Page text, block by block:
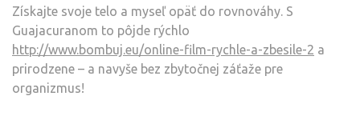
Získajte svoje telo a myseľ opäť do rovnováhy. S
Guajacuranom to pôjde rýchlo
http://www.bombuj.eu/online-film-rychle-a-zbesile-2 a
prirodzene – a navyše bez zbytočnej záťaže pre
organizmus!